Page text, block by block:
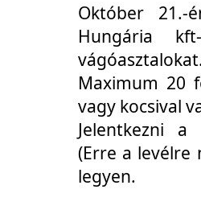
Október 21.-
Hungária
Maximum 20
vagy kocsival
Jelentkezni a
(Erre a levélre
legyen.